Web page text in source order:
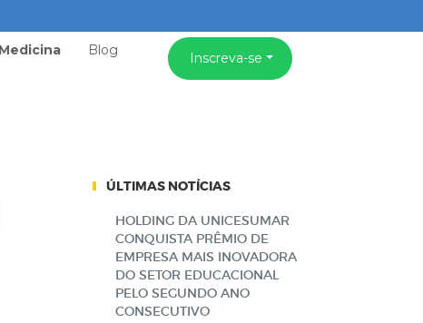
Medicina Blog Inscreva-se
ÚLTIMAS NOTÍCIAS
HOLDING DA UNICESUMAR
CONQUISTA PRÊMIO DE
EMPRESA MAIS INOVADORA
DO SETOR EDUCACIONAL
PELO SEGUNDO ANO
CONSECUTIVO